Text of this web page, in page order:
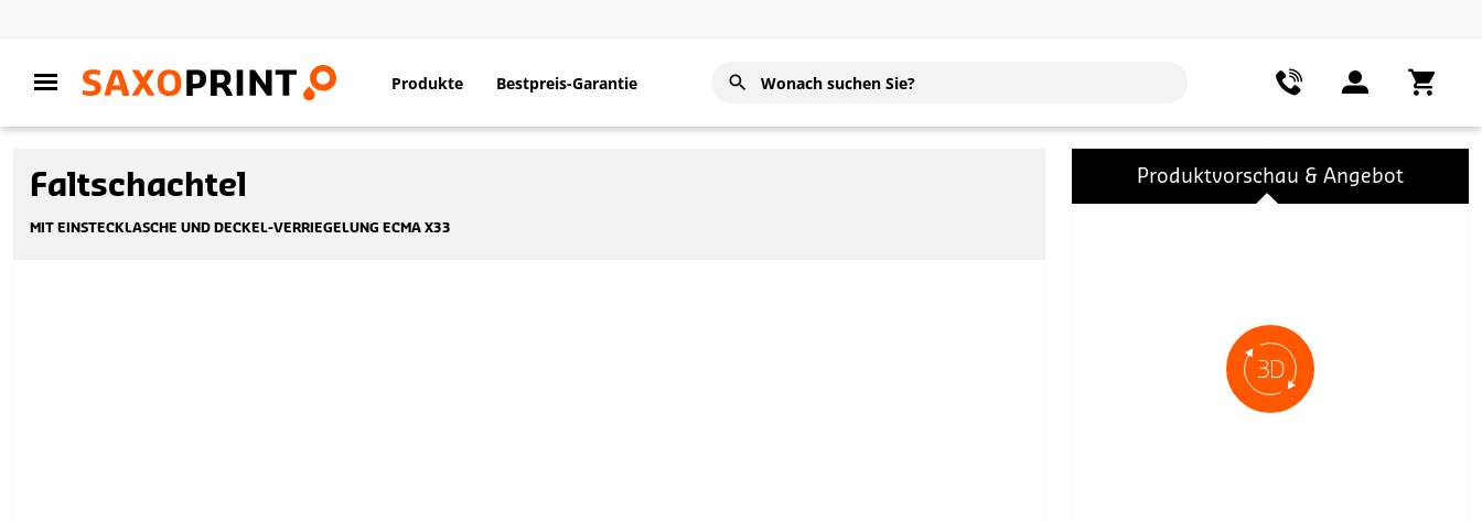
Produkte Bestpreis-Garantie
Faltschachtel
MIT EINSTECKLASCHE UND DECKEL-VERRIEGELUNG ECMA X33
Produktvorschau & Angebot